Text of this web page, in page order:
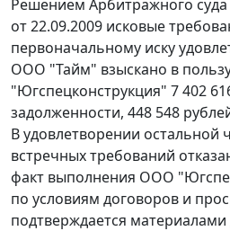
Решением Арбитражного суда
от 22.09.2009 исковые
первоначальному иску
ООО "Тайм" взыскано в
"Югспецконструкция" 7 402
задолженности, 448 548
В удовлетворении остальной
встречных требований
факт выполнения ООО
по условиям договоров и
подтверждается